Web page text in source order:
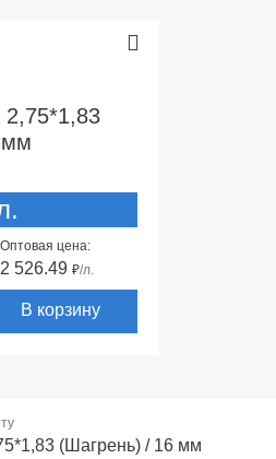
мм
Оптовая цена:
2 526.49₽/л.
В корзину
(Шагрень) / 16 мм